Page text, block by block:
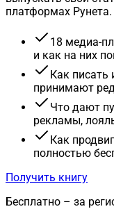
платформах Рунета.
18 медиа-
и как на них
Как писать
принимают
Что дают
рекламы,
Как
полностью
Получить книгу
Бесплатно – за